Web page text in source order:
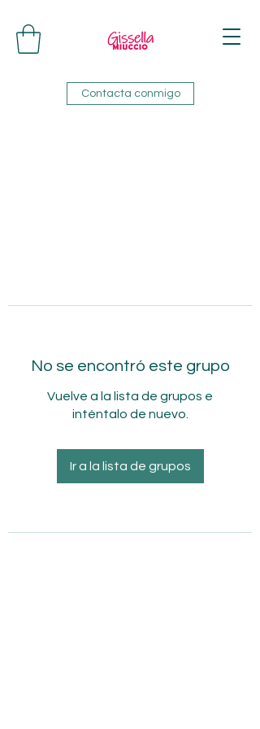
Contacta conmigo
No se encontró este grupo
Vuelve a la lista de grupos e
inténtalo de nuevo.
Ir a la lista de grupos